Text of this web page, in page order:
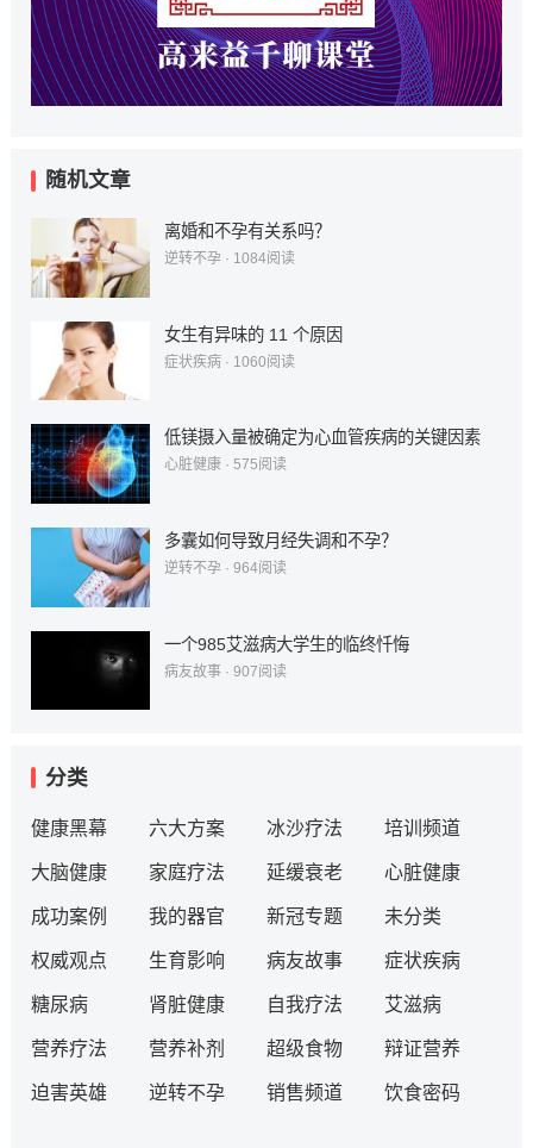
随机文章
离婚和不孕有关系吗？
逆转不孕· 1084阅读
女生有异味的 11 个原因
症状疾病· 1060阅读
低镁摄入量被确定为心血管疾病的关键因素
心脏健康· 575阅读
多囊如何导致月经失调和不孕？
逆转不孕· 964阅读
一个985艾滋病大学生的临终忏悔
病友故事· 907阅读
分类
健康黑幕 六大方案 冰沙疗法 培训频道
大脑健康 家庭疗法 延缓衰老 心脏健康
成功案例 我的器官 新冠专题 未分类
权威观点 生育影响 病友故事 症状疾病
糖尿病 肾脏健康 自我疗法 艾滋病
营养疗法 营养补剂 超级食物 辩证营养
迫害英雄 逆转不孕 销售频道 饮食密码